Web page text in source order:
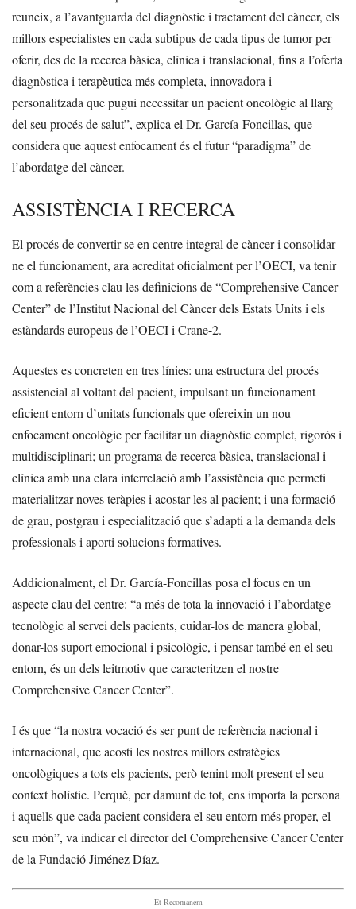
reuneix, a l’avantguarda del diagnòstic i tractament del càncer, els
millors especialistes en cada subtipus de cada tipus de tumor per
oferir, des de la recerca bàsica, clínica i translacional, fins a l’oferta
diagnòstica i terapèutica més completa, innovadora i
personalitzada que pugui necessitar un pacient oncològic al llarg
del seu procés de salut”, explica el Dr. García-Foncillas, que
considera que aquest enfocament és el futur “paradigma” de
l’abordatge del càncer.
ASSISTÈNCIA I RECERCA
El procés de convertir-se en centre integral de càncer i consolidar-
ne el funcionament, ara acreditat oficialment per l’OECI, va tenir
com a referències clau les definicions de “Comprehensive Cancer
Center” de l’Institut Nacional del Càncer dels Estats Units i els
estàndards europeus de l’OECI i Crane-2.
Aquestes es concreten en tres línies: una estructura del procés
assistencial al voltant del pacient, impulsant un funcionament
eficient entorn d’unitats funcionals que ofereixin un nou
enfocament oncològic per facilitar un diagnòstic complet, rigorós i
multidisciplinari; un programa de recerca bàsica, translacional i
clínica amb una clara interrelació amb l’assistència que permeti
materialitzar noves teràpies i acostar-les al pacient; i una formació
de grau, postgrau i especialització que s’adapti a la demanda dels
professionals i aporti solucions formatives.
Addicionalment, el Dr. García-Foncillas posa el focus en un
aspecte clau del centre: “a més de tota la innovació i l’abordatge
tecnològic al servei dels pacients, cuidar-los de manera global,
donar-los suport emocional i psicològic, i pensar també en el seu
entorn, és un dels leitmotiv que caracteritzen el nostre
Comprehensive Cancer Center”.
I és que “la nostra vocació és ser punt de referència nacional i
internacional, que acosti les nostres millors estratègies
oncològiques a tots els pacients, però tenint molt present el seu
context holístic. Perquè, per damunt de tot, ens importa la persona
i aquells que cada pacient considera el seu entorn més proper, el
seu món”, va indicar el director del Comprehensive Cancer Center
de la Fundació Jiménez Díaz.
- Et Recomanem -